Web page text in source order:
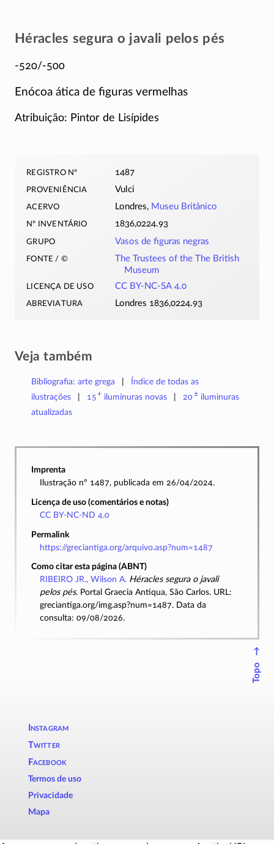
Héracles segura o javali pelos pés
-520/-500
Enócoa ática de figuras vermelhas
Atribuição: Pintor de Lisípides
registro nº 1487
proveniência Vulci
acervo Londres, Museu Britânico
nº inventário 1836,0224.93
grupo Vasos de figuras negras
fonte / ©
The Trustees of the The British
Museum
licença de uso CC BY-NC-SA 4.0
abreviatura Londres 1836,0224.93
Veja também
Bibliografia: arte grega
Índice de todas as
ilustrações
15+ iluminuras novas 20±iluminuras
atualizadas
Imprenta
Ilustração nº 1487, publicada em 26/04/2024.
Licença de uso (comentários e notas)
CC BY-NC-ND 4.0
Permalink
https://greciantiga.org/arquivo.asp?num=1487
Como citar esta página (ABNT)
RIBEIRO JR., Wilson A. Héracles segura o javali
pelos pés. Portal Graecia Antiqua, São Carlos. URL:
greciantiga.org/img.asp?num=1487. Data da
consulta: 09/08/2026.
↑
Topo
Instagram
Twitter
Facebook
Termos de uso
Privacidade
Mapa